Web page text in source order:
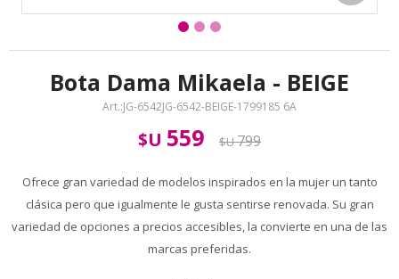
Bota Dama Mikaela - BEIGE
JG-6542JG-6542-BEIGE-1799185 6A
$U 559 $U799
Ofrece gran variedad de modelos inspirados en la mujer un tanto
clásica pero que igualmente le gusta sentirse renovada. Su gran
variedad de opciones a precios accesibles, la convierte en una de las
marcas preferidas.